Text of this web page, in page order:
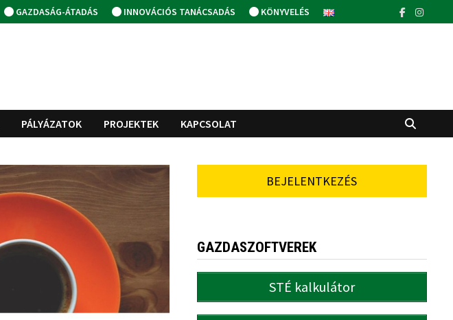
GAZDASÁG-ÁTADÁS INNOVÁCIÓS TANÁCSADÁS KÖNYVELÉS
PÁLYÁZATOK PROJEKTEK KAPCSOLAT
BEJELENTKEZÉS
GAZDASZOFTVEREK
STÉ kalkulátor